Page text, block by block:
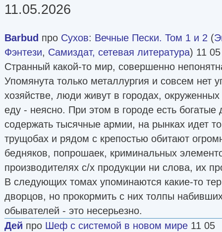
11.05.2026
Barbud про Сухов: Вечные Пески. Том 1 и 2 (
Фэнтези, Самиздат, сетевая литература) 11 05
Странный какой-то мир, совершенно
Упомянута только металлургия и совсем нет
хозяйстве, люди живут в городах,
еду - неясно. При этом в городе есть богатые
содержать тысячные армии, на рынках идет
трущобах и рядом с крепостью обитают
бедняков, попрошаек, криминальных
производителях с/х продукции ни слова, их
В следующих томах упоминаются какие-то
дворцов, но прокормить с них толпы
обывателей - это несерьезно.
Дей про Шеф с системой в новом мире 11 05